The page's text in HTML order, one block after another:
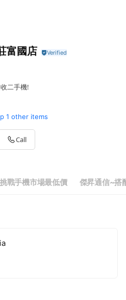
富國店
二手機!
1 other items
Call
戰手機市場最低價 傑昇通信~搭